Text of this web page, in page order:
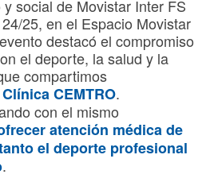
social de Movistar Inter FS
25, en el Espacio Movistar
destacó el compromiso
el deporte, la salud y la
compartimos
Clínica CEMTRO.
con el mismo
atención médica de
el deporte profesional
.